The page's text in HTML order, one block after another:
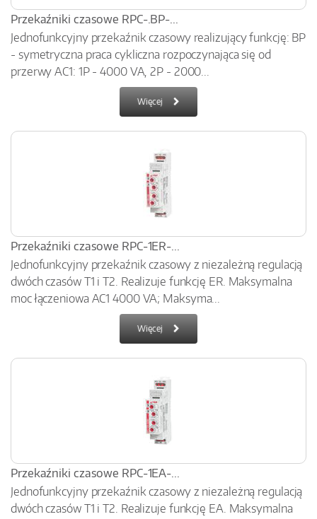
Przekaźniki czasowe RPC-.BP-...
Jednofunkcyjny przekaźnik czasowy realizujący funkcję: BP
- symetryczna praca cykliczna rozpoczynająca się od
przerwy AC1: 1P - 4000 VA, 2P - 2000...
Więcej
Przekaźniki czasowe RPC-1ER-...
Jednofunkcyjny przekaźnik czasowy z niezależną regulacją
dwóch czasów T1 i T2. Realizuje funkcję ER. Maksymalna
moc łączeniowa AC1 4000 VA; Maksyma...
Więcej
Przekaźniki czasowe RPC-1EA-...
Jednofunkcyjny przekaźnik czasowy z niezależną regulacją
dwóch czasów T1 i T2. Realizuje funkcję EA. Maksymalna